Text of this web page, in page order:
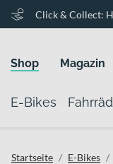
Click & Collect:
Shop Magazin
E-Bikes
Startseite E-Bikes